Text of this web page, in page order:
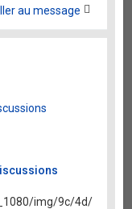
au message
img/9c/4d/